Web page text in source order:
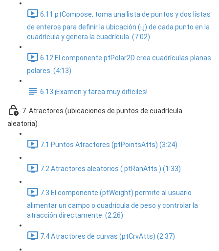
6.11 ptCompose, toma una lista de puntos y dos listas
de enteros para definir la ubicación (i.j) de cada punto en la
cuadrícula y genera la cuadrícula. (7:02)
6.12 El componente ptPolar2D crea cuadrículas planas
polares. (4:13)
6.13 ¡Examen y tarea muy difíciles!
7. Atractores (ubicaciones de puntos de cuadrícula
aleatoria)
7.1 Puntos Atractores (ptPointsAtts) (3:24)
7.2 Atractores aleatorios ( ptRanAtts ) (1:33)
7.3 El componente (ptWeight) permite al usuario
alimentar un campo o cuadrícula de peso y controlar la
atracción directamente. (2:26)
7.4 Atractores de curvas (ptCrvAtts) (2:37)